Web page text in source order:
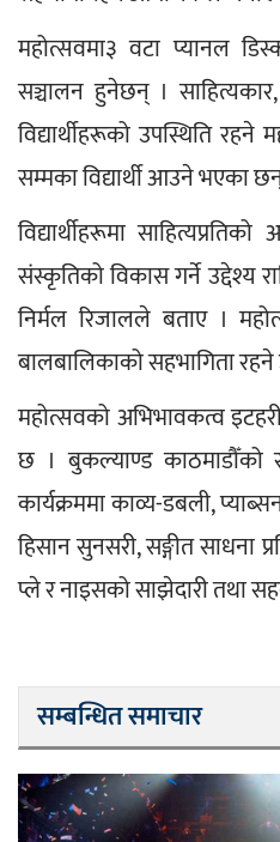
महोत्सवमा३ वटा प्यानल
सञ्चालन हुनेछन् ।
विद्यार्थीहरूको उपस्थिति
सम्मका विद्यार्थी आउने भएका
विद्यार्थीहरूमा
संस्कृतिको विकास गर्ने उद्देश्य
निर्मल रिजालले बताए ।
बालबालिकाको सहभागिता
महोत्सवको अभिभावकत्व
छ । बुकल्याण्ड
कार्यक्रममा काव्य-डबली,
हिसान सुनसरी, सङ्गीत साधना
प्ले र नाइसको साझेदारी तथा
सम्बन्धित समाचार